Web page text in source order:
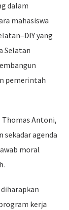
dalam
mahasiswa
yang
Selatan
pemerintah
Thomas Antoni,
sekadar agenda
moral
kerja